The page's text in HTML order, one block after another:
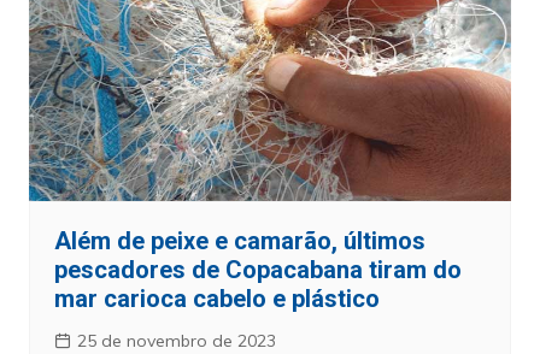
Além de peixe e camarão, últimos
pescadores de Copacabana tiram do
mar carioca cabelo e plástico
25 de novembro de 2023